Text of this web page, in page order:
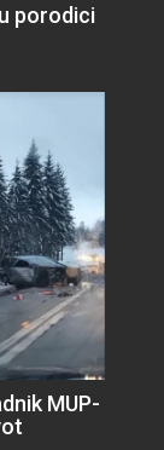
porodici
MUP-